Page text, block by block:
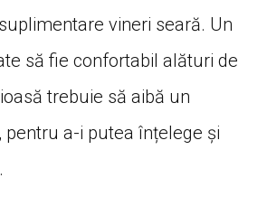
vineri seară. Un
să fie confortabil alături de
trebuie să aibă un
pentru a-i putea înțelege și